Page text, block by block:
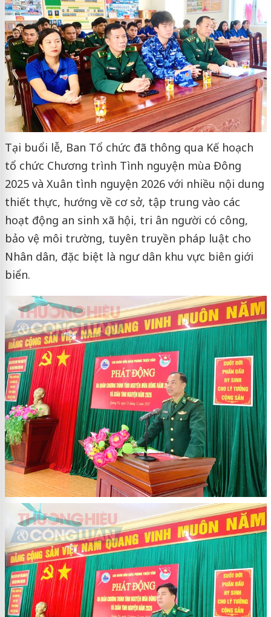
Tại buổi lễ, Ban Tổ chức đã thông qua Kế hoạch
tổ chức Chương trình Tình nguyện mùa Đông
2025 và Xuân tình nguyện 2026 với nhiều nội dung
thiết thực, hướng về cơ sở, tập trung vào các
hoạt động an sinh xã hội, tri ân người có công,
bảo vệ môi trường, tuyên truyền pháp luật cho
Nhân dân, đặc biệt là ngư dân khu vực biên giới
biển.